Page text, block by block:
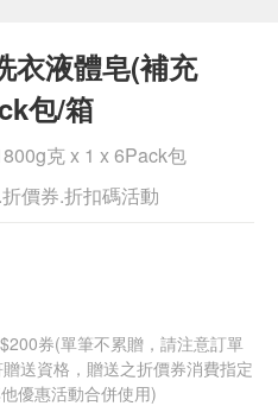
衣液體皂(補充
包/箱
克 x 1 x 6Pack包
價券.折扣碼活動
券(單筆不累贈，請注意訂單
送資格，贈送之折價券消費指定
優惠活動合併使用)